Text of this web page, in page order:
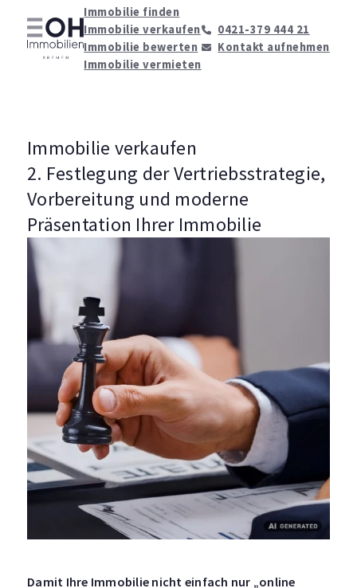
Immobilie finden
Immobilie verkaufen
Immobilie bewerten
Immobilie vermieten
0421-379 444 21
Kontakt aufnehmen
Immobilie verkaufen
2. Festlegung der Vertriebsstrategie,
Vorbereitung und moderne
Präsentation Ihrer Immobilie
Damit Ihre Immobilie nicht einfach nur „online